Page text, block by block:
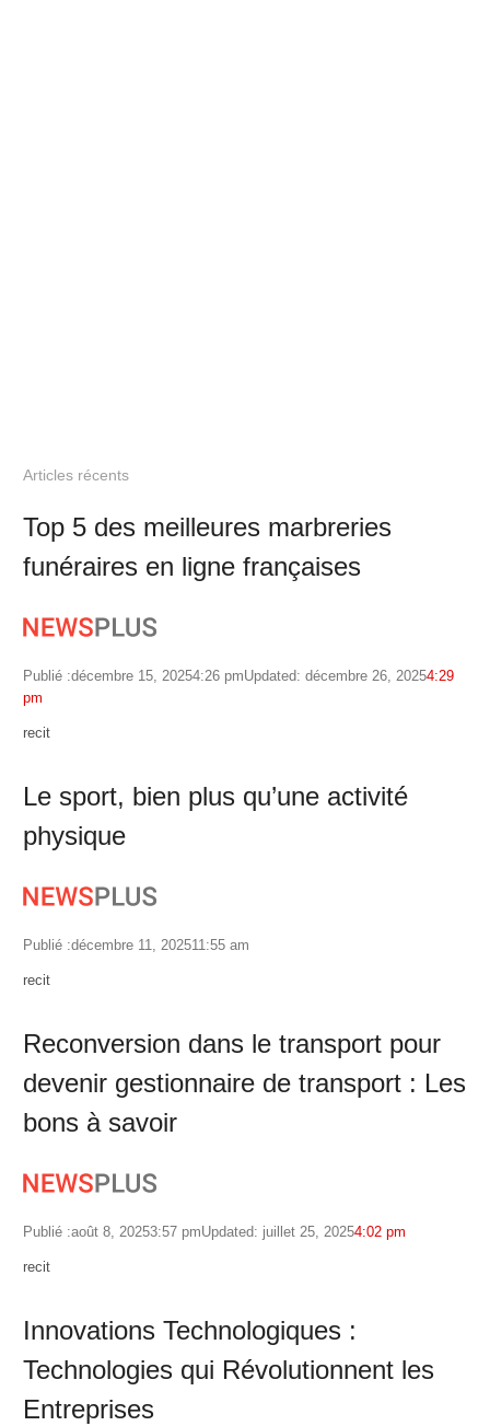
Articles récents
Top 5 des meilleures marbreries
funéraires en ligne françaises
Publié :décembre 15, 20254:26 pmUpdated: décembre 26, 20254:29
pm
Author
recit
Le sport, bien plus qu’une activité
physique
Publié :décembre 11, 202511:55 am
Author
recit
Reconversion dans le transport pour
devenir gestionnaire de transport : Les
bons à savoir
Publié :août 8, 20253:57 pmUpdated: juillet 25, 20254:02 pm
Author
recit
Innovations Technologiques :
Technologies qui Révolutionnent les
Entreprises